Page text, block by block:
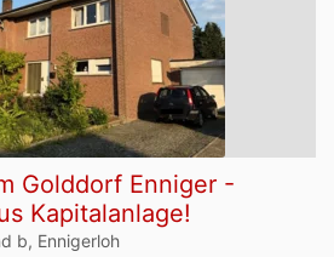
Golddorf Enniger -
Kapitalanlage!
b, Ennigerloh